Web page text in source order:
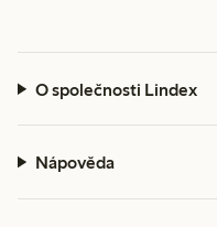
O společnosti Lindex
Nápověda